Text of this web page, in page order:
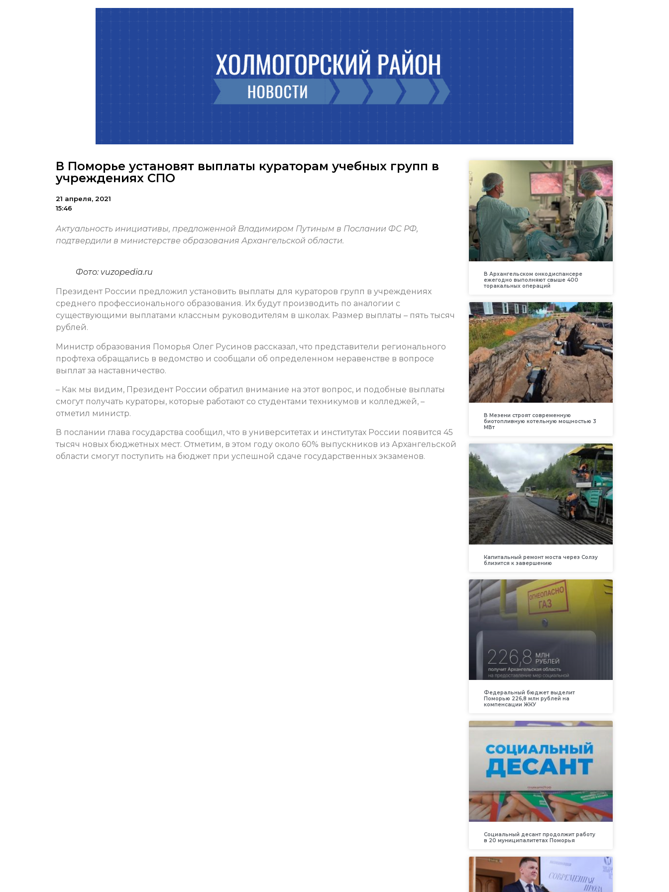
В Поморье установят выплаты кураторам учебных групп в
учреждениях СПО
21 апреля, 2021
15:46
Актуальность инициативы, предложенной Владимиром Путиным в Послании ФС РФ,
подтвердили в министерстве образования Архангельской области.
Фото: vuzopedia.ru
Президент России предложил установить выплаты для кураторов групп в учреждениях
среднего профессионального образования. Их будут производить по аналогии с
существующими выплатами классным руководителям в школах. Размер выплаты – пять тысяч
рублей.
Министр образования Поморья Олег Русинов рассказал, что представители регионального
профтеха обращались в ведомство и сообщали об определенном неравенстве в вопросе
выплат за наставничество.
– Как мы видим, Президент России обратил внимание на этот вопрос, и подобные выплаты
смогут получать кураторы, которые работают со студентами техникумов и колледжей, –
отметил министр.
В послании глава государства сообщил, что в университетах и институтах России появится 45
тысяч новых бюджетных мест. Отметим, в этом году около 60% выпускников из Архангельской
области смогут поступить на бюджет при успешной сдаче государственных экзаменов.
В Архангельском онкодиспансере
ежегодно выполняют свыше 400
торакальных операций
В Мезени строят современную
биотопливную котельную мощностью 3
МВт
Капитальный ремонт моста через Солзу
близится к завершению
Федеральный бюджет выделит
Поморью 226,8 млн рублей на
компенсации ЖКУ
Социальный десант продолжит работу
в 20 муниципалитетах Поморья